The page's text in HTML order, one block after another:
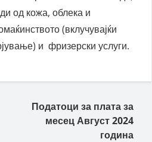
од кожа, облека и
(вклучувајќи
и фризерски услуги.
Податоци за плата за
месец Август 2024
година